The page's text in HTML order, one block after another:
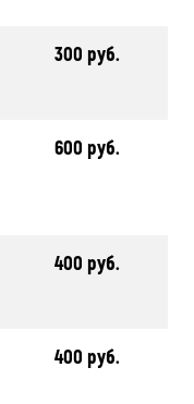
300 руб.
600 руб.
400 руб.
400 руб.